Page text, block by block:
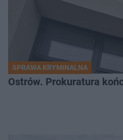
SPRAWA KRYMINALNA
Ostrów. Prokuratura